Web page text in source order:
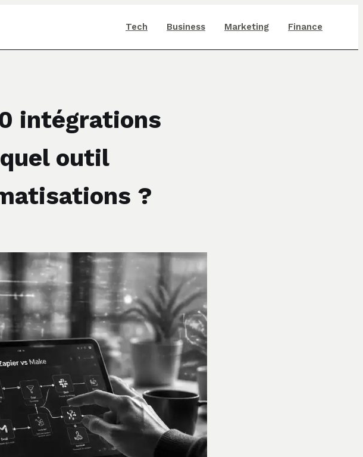
Tech Business Marketing Finance
intégrations
outil
?